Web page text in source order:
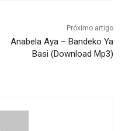
Próximo artigo
Anabela Aya – Bandeko Ya
Basi (Download Mp3)